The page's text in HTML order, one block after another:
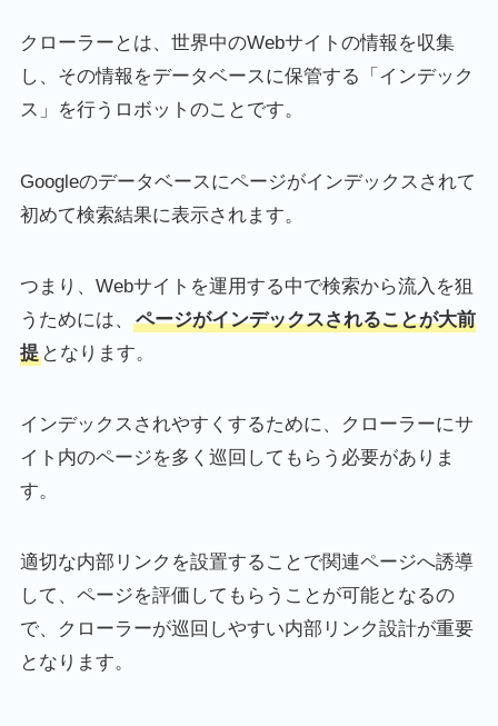
クローラーとは、世界中のWebサイトの情報を収集
し、その情報をデータベースに保管する「インデック
ス」を行うロボットのことです。
Googleのデータベースにページがインデックスされて
初めて検索結果に表示されます。
つまり、Webサイトを運用する中で検索から流入を狙
うためには、
ページがインデックスされることが大前
提となります。
インデックスされやすくするために、クローラーにサ
イト内のページを多く巡回してもらう必要がありま
す。
適切な内部リンクを設置することで関連ページへ誘導
して、ページを評価してもらうことが可能となるの
で、クローラーが巡回しやすい内部リンク設計が重要
となります。